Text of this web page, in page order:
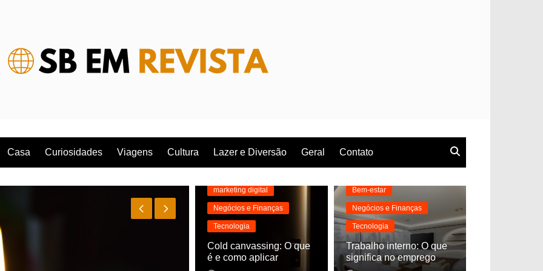
Casa Curiosidades Viagens Cultura Lazer e Diversão Geral Contato
marketing digital
Negócios e Finanças
Tecnologia
Cold canvassing: O que
é e como aplicar
Bem-estar
Negócios e Finanças
Tecnologia
Trabalho interno: O que
significa no emprego